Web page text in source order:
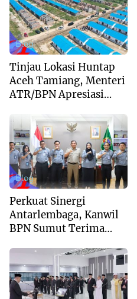
Blog
Tinjau Lokasi Huntap
Aceh Tamiang, Menteri
ATR/BPN Apresiasi
Buddha Tzu Chi dan
Aguan
Blog
Perkuat Sinergi
Antarlembaga, Kanwil
BPN Sumut Terima
Peninggalan